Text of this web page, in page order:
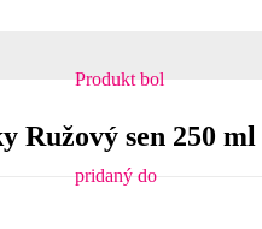
Produktbol
pridaný do
Ružový sen 250 ml